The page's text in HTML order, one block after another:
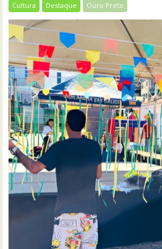
Cultura Destaque Ouro Preto